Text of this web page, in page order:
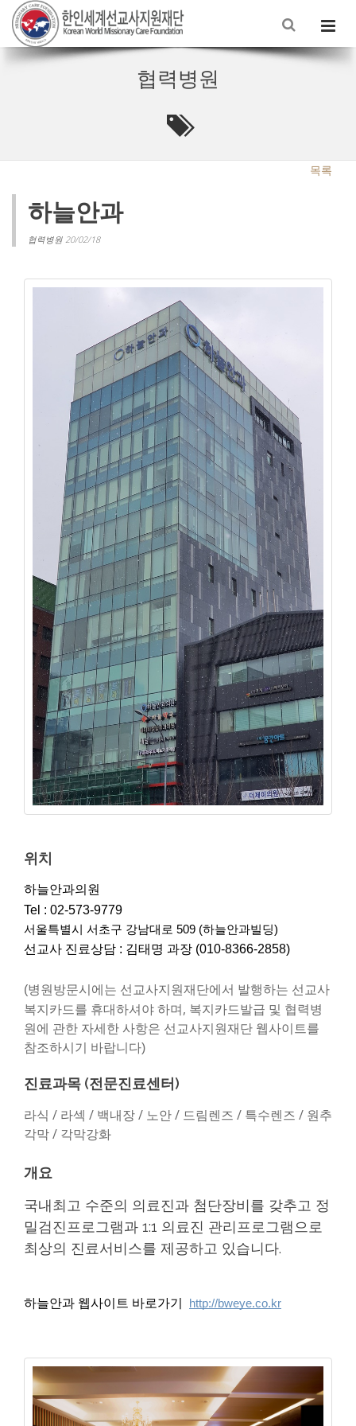
협력병원
목록
하늘안과
협력병원 20/02/18
위치
하늘안과의원
Tel : 02-573-9779
서울특별시 서초구 강남대로 509 (하늘안과빌딩)
선교사 진료상담 : 김태명 과장 (010-8366-2858)
(병원방문시에는 선교사지원재단에서 발행하는 선교사
복지카드를 휴대하셔야 하며, 복지카드발급 및 협력병
원에 관한 자세한 사항은 선교사지원재단 웹사이트를
참조하시기 바랍니다)
진료과목 (전문진료센터)
라식 / 라섹 / 백내장 / 노안 / 드림렌즈 / 특수렌즈 / 원추
각막 / 각막강화
개요
국내최고 수준의 의료진과 첨단장비를 갖추고 정
밀검진프로그램과 1:1 의료진 관리프로그램으로
최상의 진료서비스를 제공하고 있습니다.
하늘안과 웹사이트 바로가기 http://bweye.co.kr